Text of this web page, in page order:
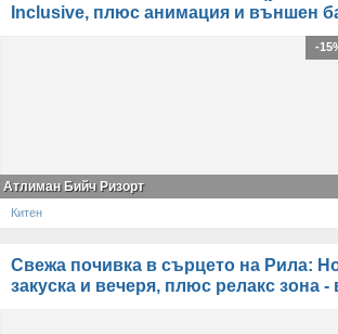
Inclusive, плюс анимация и външен
-
Атлиман Бийч Ризорт
Китен
Свежа почивка в сърцето на Рила:
закуска и вечеря, плюс релакс зона